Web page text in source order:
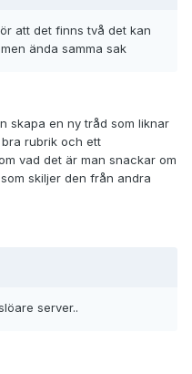
att det finns två det kan
ända samma sak
skapa en ny tråd som liknar
rubrik och ett
vad det är man snackar om
skiljer den från andra
server..